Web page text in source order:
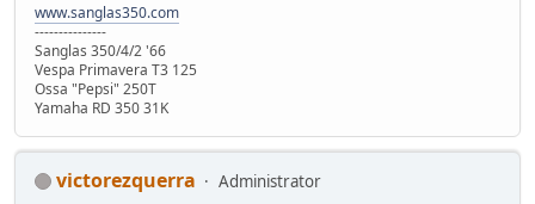
www.sanglas350.com
---------------
Sanglas 350/4/2 '66
Vespa Primavera T3 125
Ossa "Pepsi" 250T
Yamaha RD 350 31K
victorezquerra Administrator